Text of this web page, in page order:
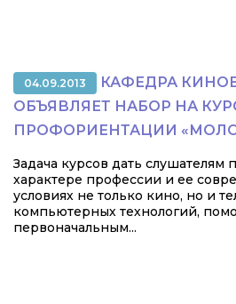
04.09.2013
КАФЕДРА
ОБЪЯВЛЯЕТ НАБОР НА
ПРОФОРИЕНТАЦИИ
Задача курсов дать слушателям
характере профессии и ее
условиях не только кино, но и
компьютерных технологий,
первоначальным...